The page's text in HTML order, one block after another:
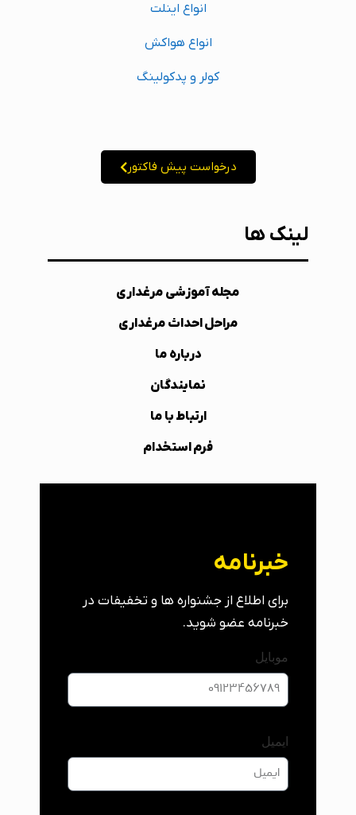
انواع اینلت
انواع هواکش
کولر و پدکولینگ
درخواست پیش فاکتور
لینک ها
مجله آموزشی مرغداری
مراحل احداث مرغداری
درباره ما
نمایندگان
ارتباط با ما
فرم استخدام
خبرنامه
برای اطلاع از جشنواره ها و تخفیفات در
خبرنامه عضو شوید.
موبایل
ایمیل